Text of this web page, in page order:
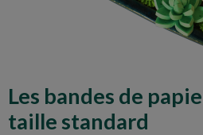
Les bandes de
taille standard